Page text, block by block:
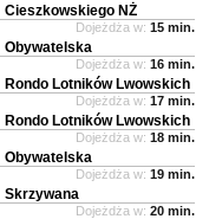
Cieszkowskiego NŻ
Dojeżdża w: 15 min.
Obywatelska
Dojeżdża w: 16 min.
Rondo Lotników Lwowskich
Dojeżdża w: 17 min.
Rondo Lotników Lwowskich
Dojeżdża w: 18 min.
Obywatelska
Dojeżdża w: 19 min.
Skrzywana
Dojeżdża w: 20 min.